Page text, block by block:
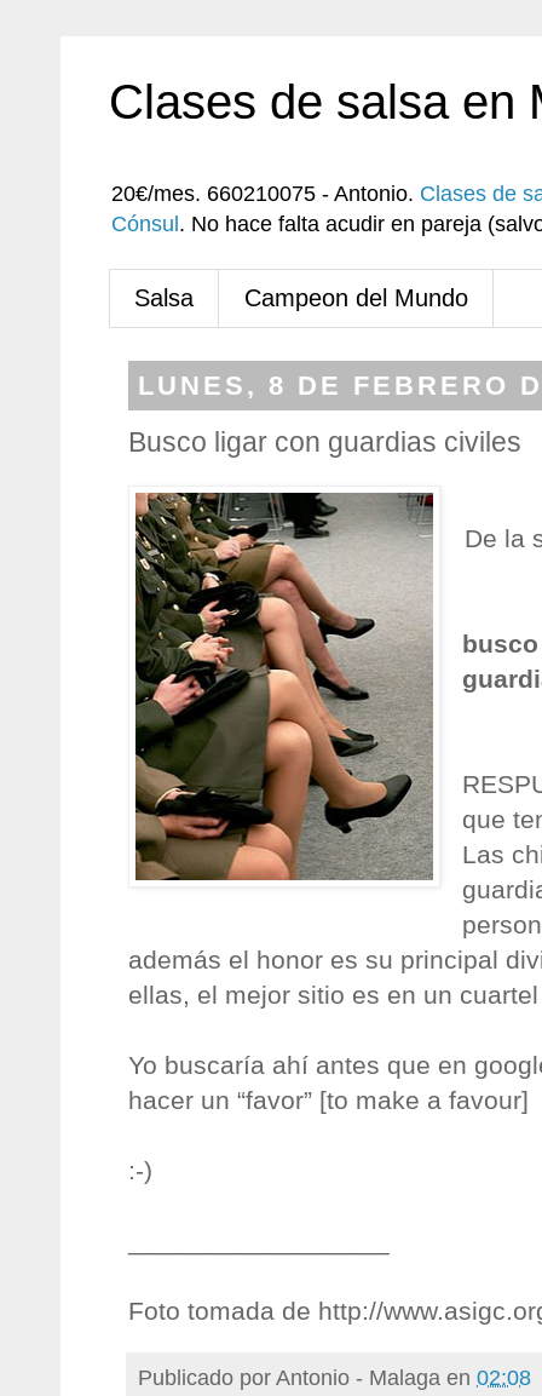
Clases de salsa en
20€/mes. 660210075 - Antonio. Clases de
Cónsul . No hace falta acudir en pareja
Salsa Campeon del Mundo
LUNES, 8 DE FEBRERO
Busco ligar con guardias civiles
De la
que
Las
además el honor es su principal
ellas, el mejor sitio es en un
Yo buscaría ahí antes que en
hacer un “favor” [to make a favour]
:-)
Foto tomada de http://
Publicado porAntonio - Malaga en 02:08